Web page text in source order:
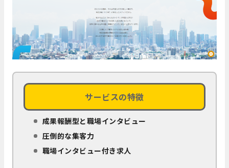
サービスの特徴
成果報酬型と職場インタビュー
圧倒的な集客力
職場インタビュー付き求人